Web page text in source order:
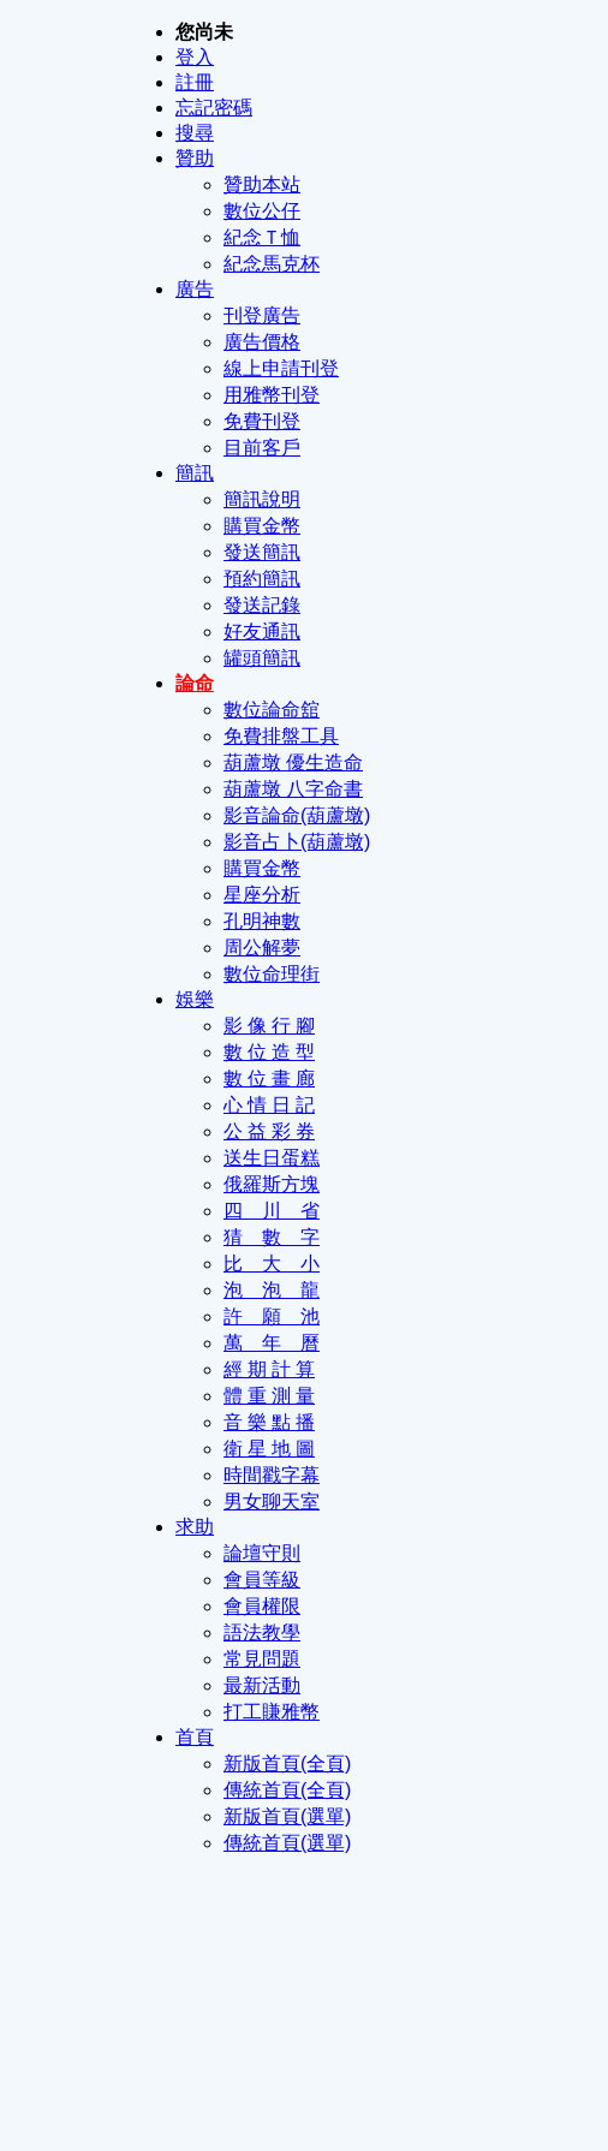
您尚未
登入
註冊
忘記密碼
搜尋
贊助
贊助本站
數位公仔
紀念Ｔ恤
紀念馬克杯
廣告
刊登廣告
廣告價格
線上申請刊登
用雅幣刊登
免費刊登
目前客戶
簡訊
簡訊說明
購買金幣
發送簡訊
預約簡訊
發送記錄
好友通訊
罐頭簡訊
論命
數位論命舘
免費排盤工具
葫蘆墩 優生造命
葫蘆墩 八字命書
影音論命(葫蘆墩)
影音占卜(葫蘆墩)
購買金幣
星座分析
孔明神數
周公解夢
數位命理街
娛樂
影 像 行 腳
數 位 造 型
數 位 畫 廊
心 情 日 記
公 益 彩 券
送生日蛋糕
俄羅斯方塊
四 川 省
猜 數 字
比 大 小
泡 泡 龍
許 願 池
萬 年 曆
經 期 計 算
體 重 測 量
音 樂 點 播
衛 星 地 圖
時間戳字幕
男女聊天室
求助
論壇守則
會員等級
會員權限
語法教學
常見問題
最新活動
打工賺雅幣
首頁
新版首頁(全頁)
傳統首頁(全頁)
新版首頁(選單)
傳統首頁(選單)